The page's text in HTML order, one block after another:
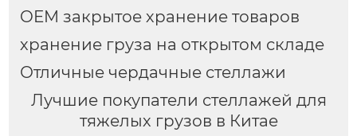
OEM закрытое хранение товаров
хранение груза на открытом складе
Отличные чердачные стеллажи
Лучшие покупатели стеллажей для
тяжелых грузов в Китае